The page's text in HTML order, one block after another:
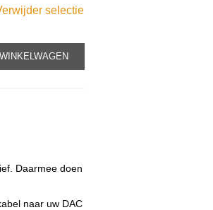
selectie
Daarmee doen
naar uw DAC